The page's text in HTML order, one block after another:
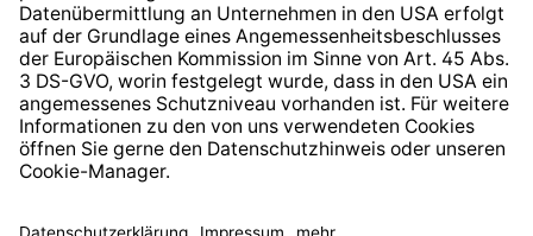
* Alle Preise inkl. gesetzl. Mehrwertsteuer zzgl.
anders angegeben.